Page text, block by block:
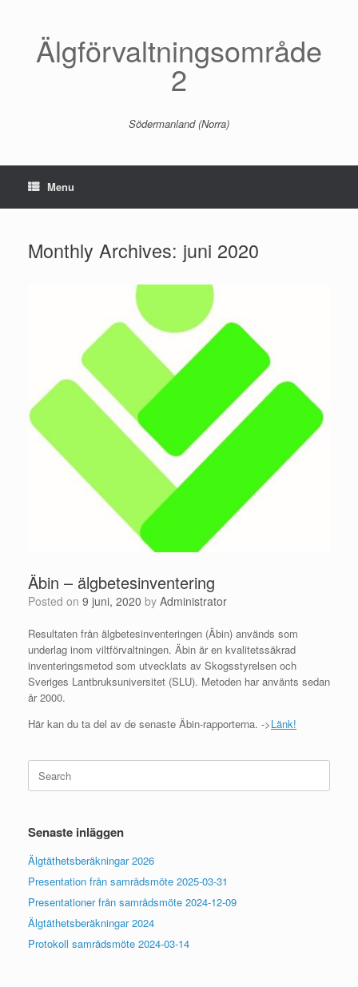
Älgförvaltningsområde
2
Södermanland (Norra)
Menu
Monthly Archives: juni 2020
Äbin – älgbetesinventering
Posted on 9 juni, 2020 by Administrator
Resultaten från älgbetesinventeringen (Äbin) används som
underlag inom viltförvaltningen. Äbin är en kvalitetssäkrad
inventeringsmetod som utvecklats av Skogsstyrelsen och
Sveriges Lantbruksuniversitet (SLU). Metoden har använts sedan
år 2000.
Här kan du ta del av de senaste Äbin-rapporterna. ->Länk!
Search
for:
Senaste inläggen
Älgtäthetsberäkningar 2026
Presentation från samrådsmöte 2025-03-31
Presentationer från samrådsmöte 2024-12-09
Älgtäthetsberäkningar 2024
Protokoll samrådsmöte 2024-03-14